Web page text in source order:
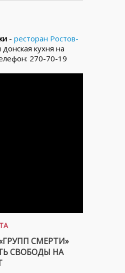
- ресторан Ростов-
донская кухня на
270-70-19
СМЕРТИ»
СВОБОДЫ НА